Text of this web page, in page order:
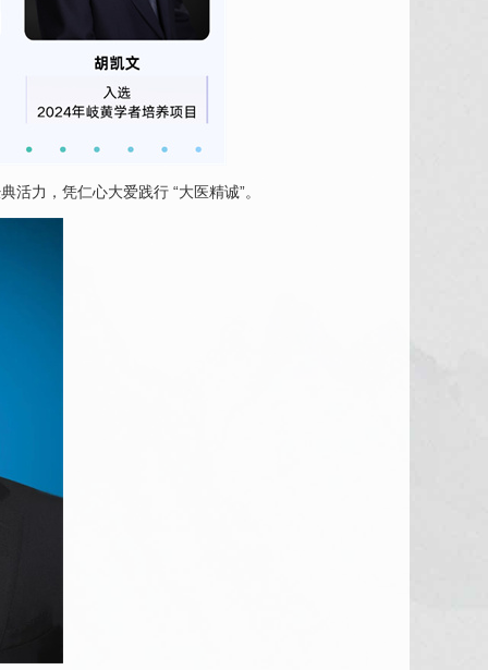
力，凭仁心大爱践行 “大医精诚”。